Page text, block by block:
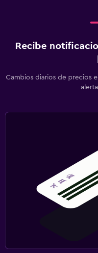
Recibe
Cambios diarios de precios